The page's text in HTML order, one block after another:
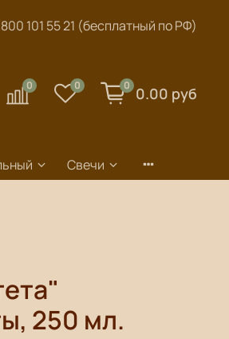
101 55 21 (бесплатный по РФ)
0 0 0 0.00 руб
Свечи
250 мл.